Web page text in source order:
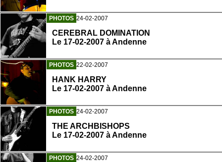
PHOTOS 24-02-2007
CEREBRAL DOMINATION
Le 17-02-2007 à Andenne
PHOTOS 22-02-2007
HANK HARRY
Le 17-02-2007 à Andenne
PHOTOS 24-02-2007
THE ARCHBISHOPS
Le 17-02-2007 à Andenne
PHOTOS 24-02-2007